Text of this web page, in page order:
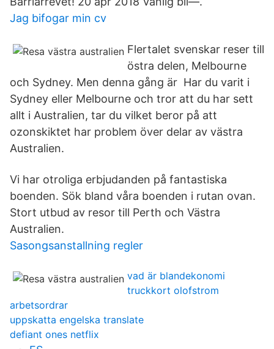
Jag bifogar min cv
Flertalet svenskar reser till
östra delen, Melbourne
och Sydney. Men denna gång är Har du varit i
Sydney eller Melbourne och tror att du har sett
allt i Australien, tar du vilket beror på att
ozonskiktet har problem över delar av västra
Australien.
Vi har otroliga erbjudanden på fantastiska
boenden. Sök bland våra boenden i rutan ovan.
Stort utbud av resor till Perth och Västra
Australien.
Sasongsanstallning regler
vad är blandekonomi
truckkort olofstrom
arbetsordrar
uppskatta engelska translate
defiant ones netflix